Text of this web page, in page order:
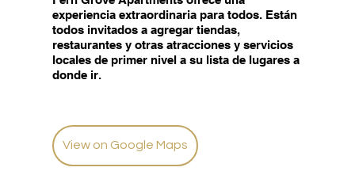
experiencia extraordinaria para todos. Están
todos invitados a agregar tiendas,
restaurantes y otras atracciones y servicios
locales de primer nivel a su lista de lugares a
donde ir.
View on Google Maps